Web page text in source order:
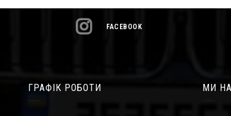
FACEBOOK
ГРАФІК РОБОТИ МИ